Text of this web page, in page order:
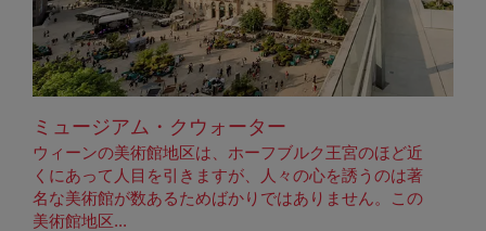
ミュージアム・クウォーター
ウィーンの美術館地区は、ホーフブルク王宮のほど近
くにあって人目を引きますが、人々の心を誘うのは著
名な美術館が数あるためばかりではありません。この
美術館地区...